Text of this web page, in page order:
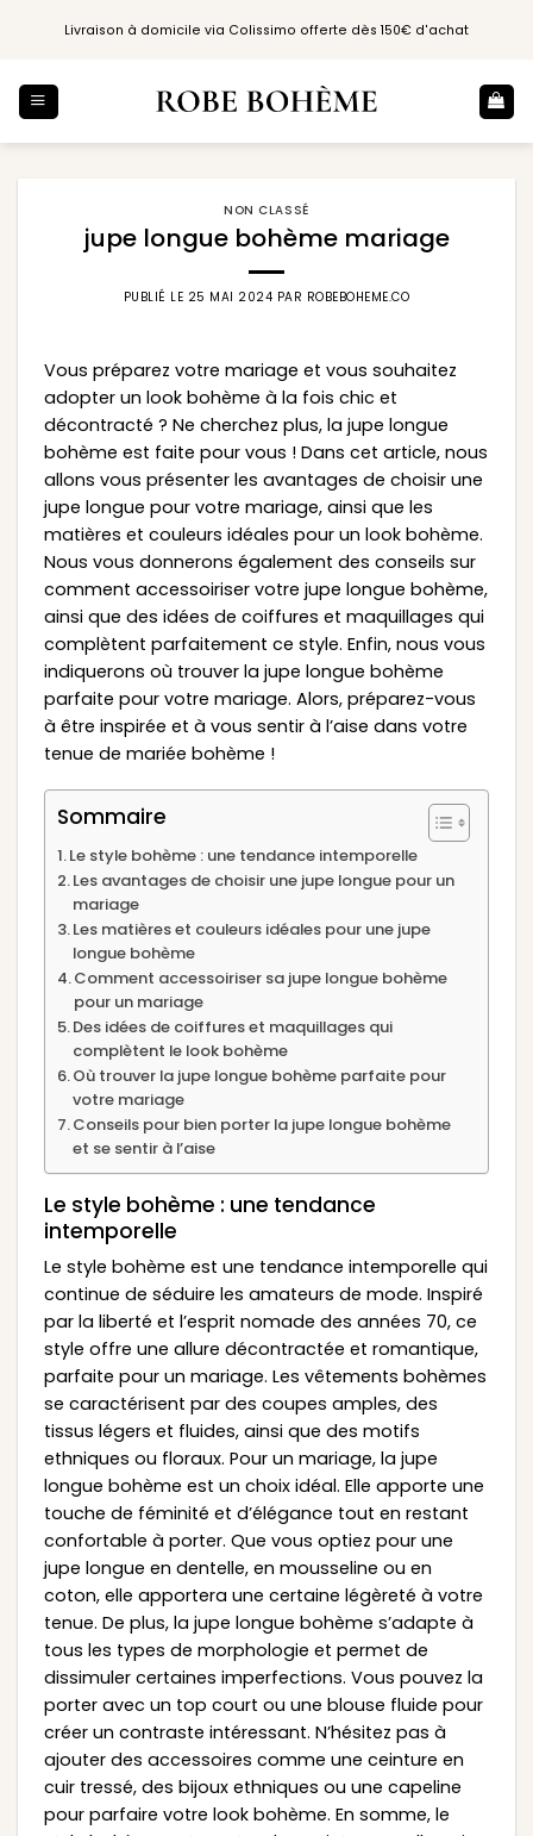
Livraison à domicile via Colissimo offerte dès 150€ d'achat
NON CLASSÉ
jupe longue bohème mariage
PUBLIÉ LE 25 MAI 2024 PAR ROBEBOHEME.CO
Vous préparez votre mariage et vous souhaitez
adopter un look bohème à la fois chic et
décontracté ? Ne cherchez plus, la jupe longue
bohème est faite pour vous ! Dans cet article, nous
allons vous présenter les avantages de choisir une
jupe longue pour votre mariage, ainsi que les
matières et couleurs idéales pour un look bohème.
Nous vous donnerons également des conseils sur
comment accessoiriser votre jupe longue bohème,
ainsi que des idées de coiffures et maquillages qui
complètent parfaitement ce style. Enfin, nous vous
indiquerons où trouver la jupe longue bohème
parfaite pour votre mariage. Alors, préparez-vous
à être inspirée et à vous sentir à l’aise dans votre
tenue de mariée bohème !
Sommaire
Le style bohème : une tendance intemporelle
Les avantages de choisir une jupe longue pour un
mariage
Les matières et couleurs idéales pour une jupe
longue bohème
Comment accessoiriser sa jupe longue bohème
pour un mariage
Des idées de coiffures et maquillages qui
complètent le look bohème
Où trouver la jupe longue bohème parfaite pour
votre mariage
Conseils pour bien porter la jupe longue bohème
et se sentir à l’aise
Le style bohème : une tendance
intemporelle
Le style bohème est une tendance intemporelle qui
continue de séduire les amateurs de mode. Inspiré
par la liberté et l’esprit nomade des années 70, ce
style offre une allure décontractée et romantique,
parfaite pour un mariage. Les vêtements bohèmes
se caractérisent par des coupes amples, des
tissus légers et fluides, ainsi que des motifs
ethniques ou floraux. Pour un mariage, la jupe
longue bohème est un choix idéal. Elle apporte une
touche de féminité et d’élégance tout en restant
confortable à porter. Que vous optiez pour une
jupe longue en dentelle, en mousseline ou en
coton, elle apportera une certaine légèreté à votre
tenue. De plus, la jupe longue bohème s’adapte à
tous les types de morphologie et permet de
dissimuler certaines imperfections. Vous pouvez la
porter avec un top court ou une blouse fluide pour
créer un contraste intéressant. N’hésitez pas à
ajouter des accessoires comme une ceinture en
cuir tressé, des bijoux ethniques ou une capeline
pour parfaire votre look bohème. En somme, le